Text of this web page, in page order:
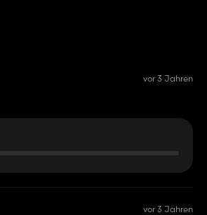
vor 3 Jahren
vor 3 Jahren